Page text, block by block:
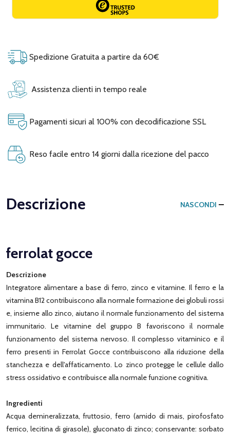
Spedizione Gratuita a partire da 60€
Assistenza clienti in tempo reale
Pagamenti sicuri al 100% con decodificazione SSL
Reso facile entro 14 giorni dalla ricezione del pacco
Descrizione NASCONDI
ferrolat gocce
Descrizione
Integratore alimentare a base di ferro, zinco e vitamine. Il ferro e la
vitamina B12 contribuiscono alla normale formazione dei globuli rossi
e, insieme allo zinco, aiutano il normale funzionamento del sistema
immunitario. Le vitamine del gruppo B favoriscono il normale
funzionamento del sistema nervoso. Il complesso vitaminico e il
ferro presenti in Ferrolat Gocce contribuiscono alla riduzione della
stanchezza e dell'affaticamento. Lo zinco protegge le cellule dallo
stress ossidativo e contribuisce alla normale funzione cognitiva.
Ingredienti
Acqua demineralizzata, fruttosio, ferro (amido di mais, pirofosfato
ferrico, lecitina di girasole), gluconato di zinco; conservante: sorbato